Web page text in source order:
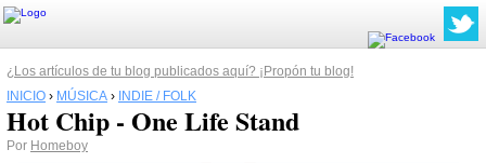
¿Los artículos de tu blog publicados aquí? ¡Propón tu blog!
INICIO › MÚSICA › INDIE / FOLK
Hot Chip - One Life Stand
Por Homeboy